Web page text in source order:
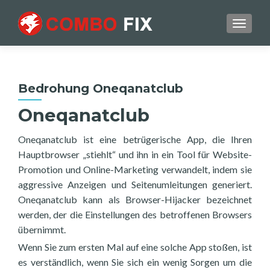
Bedrohung Oneqanatclub
Oneqanatclub
Oneqanatclub ist eine betrügerische App, die Ihren
Hauptbrowser „stiehlt“ und ihn in ein Tool für Website-
Promotion und Online-Marketing verwandelt, indem sie
aggressive Anzeigen und Seitenumleitungen generiert.
Oneqanatclub kann als Browser-Hijacker bezeichnet
werden, der die Einstellungen des betroffenen Browsers
übernimmt.
Wenn Sie zum ersten Mal auf eine solche App stoßen, ist
es verständlich, wenn Sie sich ein wenig Sorgen um die